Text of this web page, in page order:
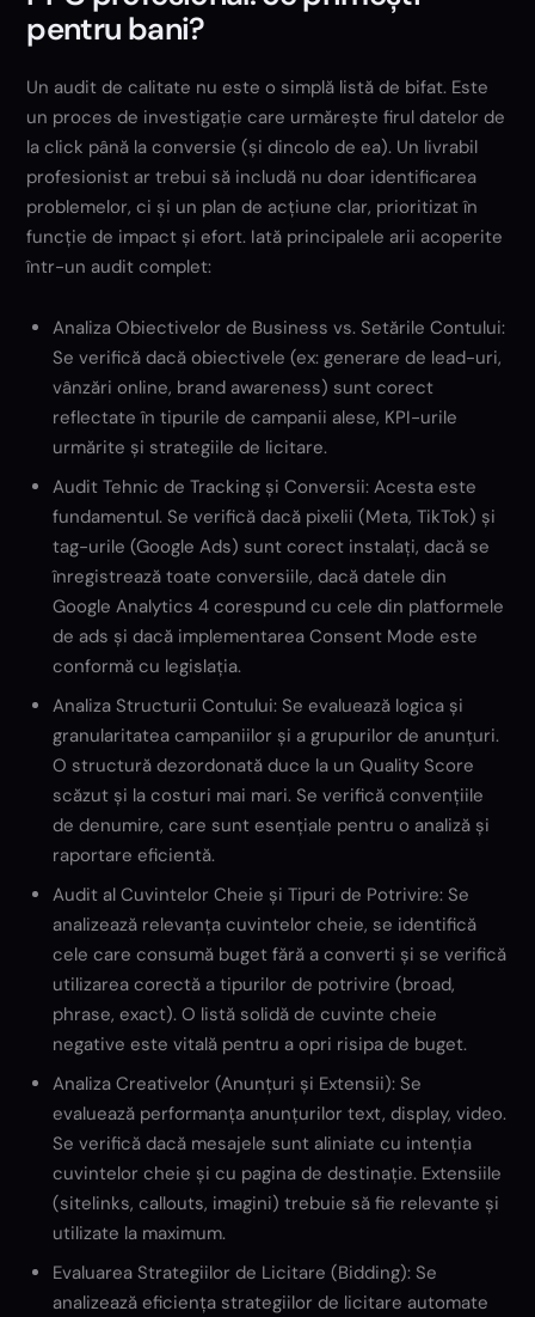
pentru bani?
Un audit de calitate nu este o simplă listă de bifat. Este
un proces de investigație care urmărește firul datelor de
la click până la conversie (și dincolo de ea). Un livrabil
profesionist ar trebui să includă nu doar identificarea
problemelor, ci și un plan de acțiune clar, prioritizat în
funcție de impact și efort. Iată principalele arii acoperite
într-un audit complet:
Analiza Obiectivelor de Business vs. Setările Contului:
Se verifică dacă obiectivele (ex: generare de lead-uri,
vânzări online, brand awareness) sunt corect
reflectate în tipurile de campanii alese, KPI-urile
urmărite și strategiile de licitare.
Audit Tehnic de Tracking și Conversii: Acesta este
fundamentul. Se verifică dacă pixelii (Meta, TikTok) și
tag-urile (Google Ads) sunt corect instalați, dacă se
înregistrează toate conversiile, dacă datele din
Google Analytics 4 corespund cu cele din platformele
de ads și dacă implementarea Consent Mode este
conformă cu legislația.
Analiza Structurii Contului: Se evaluează logica și
granularitatea campaniilor și a grupurilor de anunțuri.
O structură dezordonată duce la un Quality Score
scăzut și la costuri mai mari. Se verifică convențiile
de denumire, care sunt esențiale pentru o analiză și
raportare eficientă.
Audit al Cuvintelor Cheie și Tipuri de Potrivire: Se
analizează relevanța cuvintelor cheie, se identifică
cele care consumă buget fără a converti și se verifică
utilizarea corectă a tipurilor de potrivire (broad,
phrase, exact). O listă solidă de cuvinte cheie
negative este vitală pentru a opri risipa de buget.
Analiza Creativelor (Anunțuri și Extensii): Se
evaluează performanța anunțurilor text, display, video.
Se verifică dacă mesajele sunt aliniate cu intenția
cuvintelor cheie și cu pagina de destinație. Extensiile
(sitelinks, callouts, imagini) trebuie să fie relevante și
utilizate la maximum.
Evaluarea Strategiilor de Licitare (Bidding): Se
analizează eficiența strategiilor de licitare automate